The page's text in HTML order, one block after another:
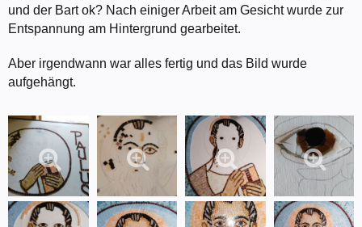
und der Bart ok? Nach einiger Arbeit am Gesicht wurde zur
Entspannung am Hintergrund gearbeitet.
Aber irgendwann war alles fertig und das Bild wurde
aufgehängt.